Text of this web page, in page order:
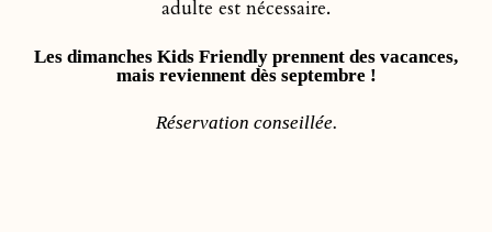
adulte est nécessaire.
Les dimanches Kids Friendly prennent des vacances,
mais reviennent dès septembre !
Réservation conseillée.